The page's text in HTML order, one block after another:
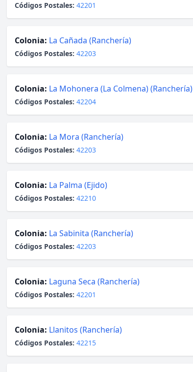
Códigos Postales: 42201
Colonia: La Cañada (Ranchería)
Códigos Postales: 42203
Colonia: La Mohonera (La Colmena) (Ranchería)
Códigos Postales: 42204
Colonia: La Mora (Ranchería)
Códigos Postales: 42203
Colonia: La Palma (Ejido)
Códigos Postales: 42210
Colonia: La Sabinita (Ranchería)
Códigos Postales: 42203
Colonia: Laguna Seca (Ranchería)
Códigos Postales: 42201
Colonia: Llanitos (Ranchería)
Códigos Postales: 42215